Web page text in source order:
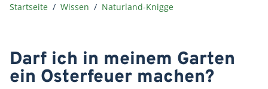
Startseite Wissen Naturland-Knigge
Darf ich in meinem Garten
ein Osterfeuer machen?